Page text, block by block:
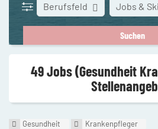
Berufsfeld Jobs &
49 Jobs (Gesundheit
Gesundheit Krankenpfleger